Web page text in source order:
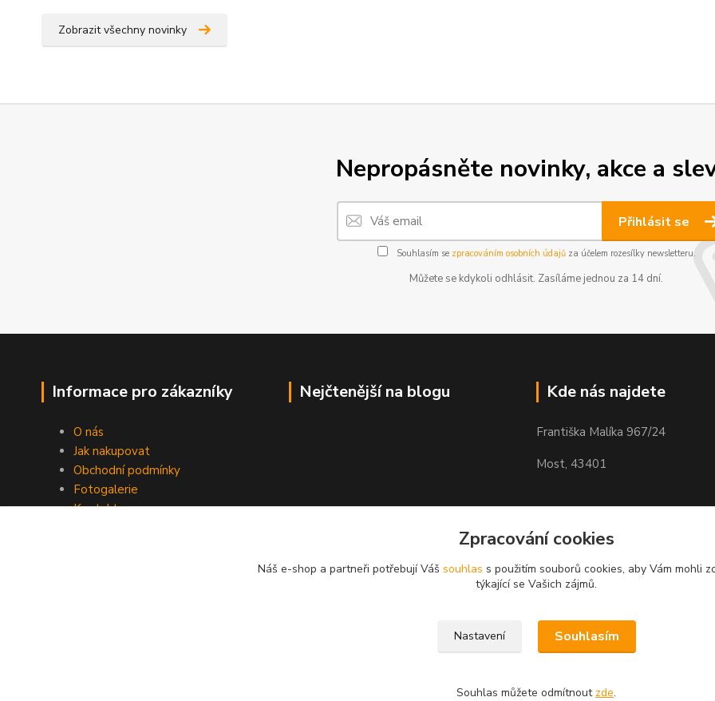
Zobrazit všechny novinky
Nepropásněte novinky, akce a
Přihlásit se
Souhlasím se zpracováním osobních údajůza účelem rozesílky newsletteru.
Můžete se kdykoli odhlásit. Zasíláme jednou za 14 dní.
Informace pro zákazníky
O nás
Jak nakupovat
Obchodní podmínky
Fotogalerie
Kontakty
Nejčtenější na blogu Kde nás najdete
Františka Malíka 967/24
Most, 43401
Zpracování cookies
Náš e-shop a partneři potřebují Váš souhlas s použitím souborů cookies, aby Vám mohli
týkající se Vašich zájmů.
Nastavení Souhlasím
Souhlas můžete odmítnout zde.